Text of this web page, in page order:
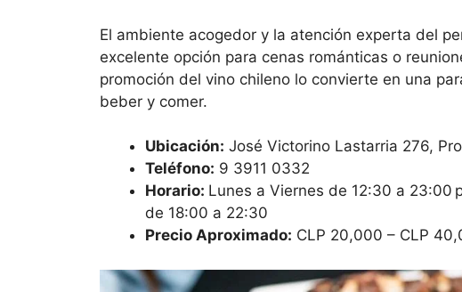
El ambiente acogedor y la atención experta del
excelente opción para cenas románticas o
promoción del vino chileno lo convierte en una
beber y comer.
Ubicación: José Victorino Lastarria 276,
Teléfono: 9 3911 0332
Horario: Lunes a Viernes de 12:30 a 23:00
de 18:00 a 22:30
Precio Aproximado: CLP 20,000 – CLP